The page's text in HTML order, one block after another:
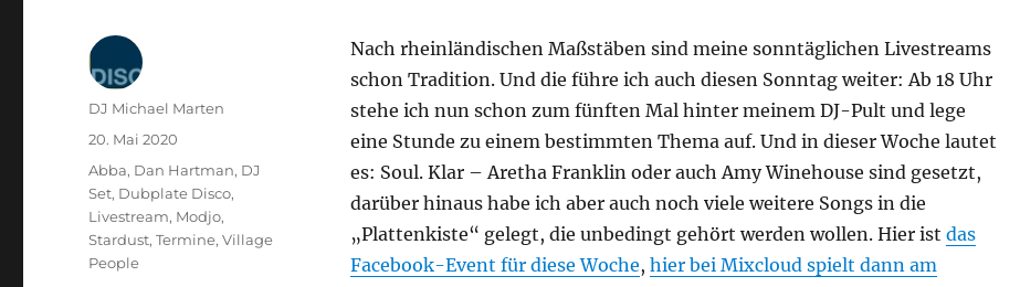
Nach rheinländischen Maßstäben sind meine sonntäglichen Livestreams
schon Tradition. Und die führe ich auch diesen Sonntag weiter: Ab 18 Uhr
stehe ich nun schon zum fünften Mal hinter meinem DJ-Pult und lege
eine Stunde zu einem bestimmten Thema auf. Und in dieser Woche lautet
es: Soul. Klar – Aretha Franklin oder auch Amy Winehouse sind gesetzt,
darüber hinaus habe ich aber auch noch viele weitere Songs in die
„Plattenkiste“ gelegt, die unbedingt gehört werden wollen. Hier ist das
Facebook-Event für diese Woche, hier bei Mixcloud spielt dann am
Autor
DJ Michael Marten
Veröffentlicht
am
20. Mai 2020
Kategorien
Abba, Dan Hartman, DJ
Set, Dubplate Disco,
Livestream, Modjo,
Stardust,Termine,Village
People